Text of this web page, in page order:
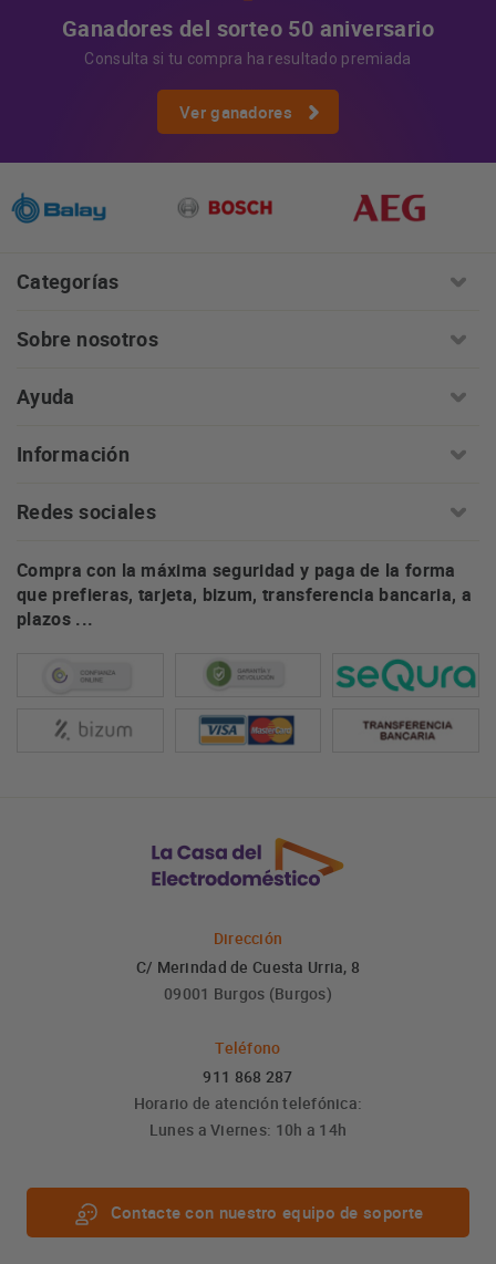
Ganadores del sorteo 50 aniversario
Consulta si tu compra ha resultado premiada
Ver ganadores
Categorías
Sobre nosotros
Ayuda
Información
Redes sociales
Compra con la máxima seguridad y paga de la forma
que prefieras, tarjeta, bizum, transferencia bancaria, a
plazos ...
Dirección
C/ Merindad de Cuesta Urria, 8
09001 Burgos (Burgos)
Teléfono
911 868 287
Horario de atención telefónica:
Lunes a Viernes: 10h a 14h
Contacte con nuestro equipo de soporte